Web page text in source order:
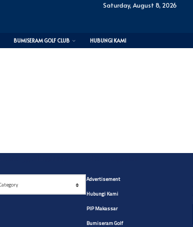
Saturday, August 8, 2026
BUMISERAM GOLF CLUB HUBUNGI KAMI
Advertisement
Hubungi Kami
PIP Makassar
Bumiseram Golf